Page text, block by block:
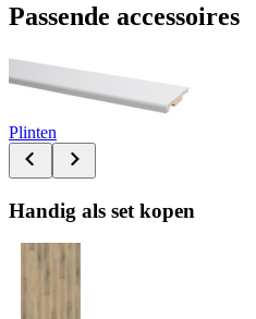
Passende accessoires
Plinten
Handig als set kopen